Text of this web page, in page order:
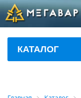
КАТАЛОГ